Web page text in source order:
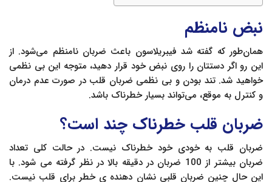
نبض نامنظم
همان‌طور که گفته شد فيبريلاسون‌ باعث ضربان نامنظم می‌شود. از
این رو اگر دستتان را روی نبض خود قرار دهید، متوجه این بی نظمی
خواهید شد. تند بودن و بی نظمی ضربان قلب در صورت عدم درمان
و کنترل به موقع، می‌تواند بسیار خطرناک باشد.
ضربان قلب خطرناک چند است؟
ضربان قلب به خودی خود خطرناک نیست. در حالت کلی تعداد
ضربان بیشتر از 100 ضربان در دقیقه بالا در نظر گرفته می شود. با
این حال چنین ضربان قلبی نشان دهنده ی خطر برای قلب نیست.